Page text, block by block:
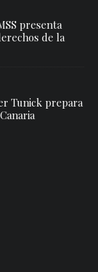
presenta
de la
Tunick prepara